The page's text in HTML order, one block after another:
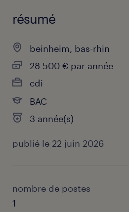
résumé
beinheim, bas-rhin
28 500 € par année
cdi
BAC
3 année(s)
publié le 22 juin 2026
nombre de postes
1